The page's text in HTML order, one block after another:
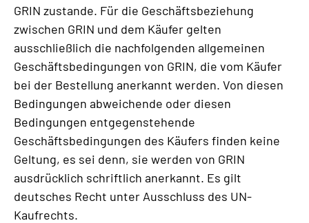
GRIN zustande. Für die Geschäftsbeziehung
zwischen GRIN und dem Käufer gelten
ausschließlich die nachfolgenden allgemeinen
Geschäftsbedingungen von GRIN, die vom Käufer
bei der Bestellung anerkannt werden. Von diesen
Bedingungen abweichende oder diesen
Bedingungen entgegenstehende
Geschäftsbedingungen des Käufers finden keine
Geltung, es sei denn, sie werden von GRIN
ausdrücklich schriftlich anerkannt. Es gilt
deutsches Recht unter Ausschluss des UN-
Kaufrechts.